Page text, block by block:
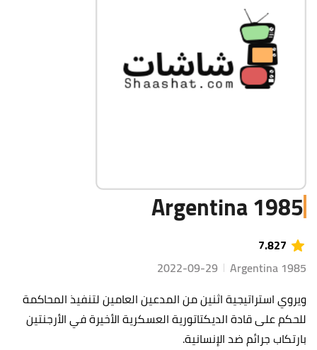
Argentina 1985
7.827
Argentina 1985
2022-09-29
ويروي استراتيجية اثنين من المدعين العامين لتنفيذ المحاكمة
للحكم على قادة الديكتاتورية العسكرية الأخيرة في الأرجنتين
بارتكاب جرائم ضد الإنسانية.